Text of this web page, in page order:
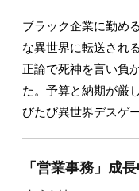
ブラック企業に勤め
な異世界に転送され
正論で死神を言い負
た。予算と納期が厳
びたび異世界デスゲ
「営業事務」成